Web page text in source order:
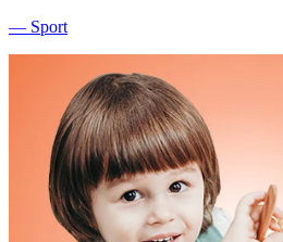
― Sport